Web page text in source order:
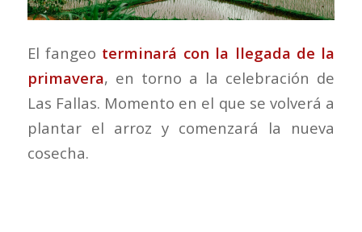
El fangeo terminará con la llegada de la
primavera, en torno a la celebración de
Las Fallas. Momento en el que se volverá a
plantar el arroz y comenzará la nueva
cosecha.